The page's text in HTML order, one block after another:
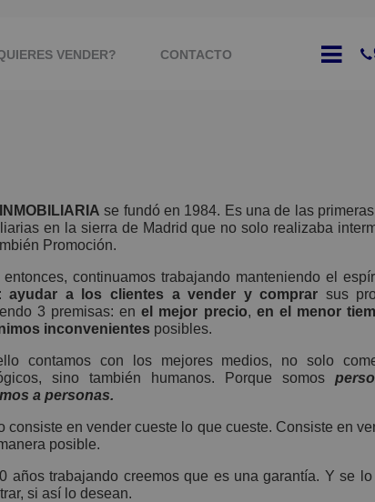
VENDER? CONTACTO
se fundó en 1984. Es una de las
en la sierra de Madrid que no solo realizaba
Promoción.
entonces, continuamos trabajando manteniendo el
ayudar a los clientes a vender y comprar sus
3 premisas: en el mejor precio, en el menor
inconvenientesposibles.
contamos con los mejores medios, no solo
sino también humanos. Porque somos
a personas.
consiste en vender cueste lo que cueste. Consiste en
posible.
años trabajando creemos que es una garantía. Y se
si así lo desean.